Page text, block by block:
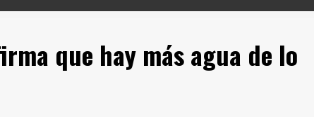
que hay más agua de lo